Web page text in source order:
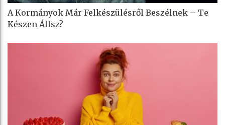
A Kormányok Már Felkészülésről Beszélnek – Te
Készen Állsz?